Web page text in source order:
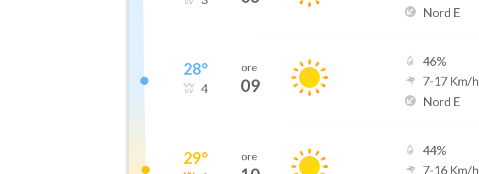
Nord E
28°
4
ore
09
46%
7-17 Km/h
Nord E
29° ore 44%
7-16 Km/h